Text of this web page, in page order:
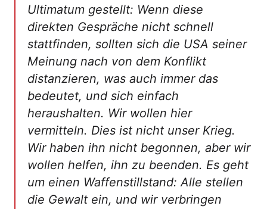
Ultimatum gestellt: Wenn diese
direkten Gespräche nicht schnell
stattfinden, sollten sich die USA seiner
Meinung nach von dem Konflikt
distanzieren, was auch immer das
bedeutet, und sich einfach
heraushalten. Wir wollen hier
vermitteln. Dies ist nicht unser Krieg.
Wir haben ihn nicht begonnen, aber wir
wollen helfen, ihn zu beenden. Es geht
um einen Waffenstillstand: Alle stellen
die Gewalt ein, und wir verbringen